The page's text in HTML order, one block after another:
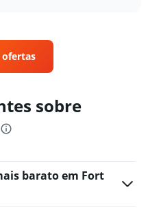
ofertas
sobre
barato em Fort